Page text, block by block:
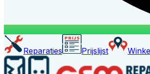
Reparaties Prijslijst